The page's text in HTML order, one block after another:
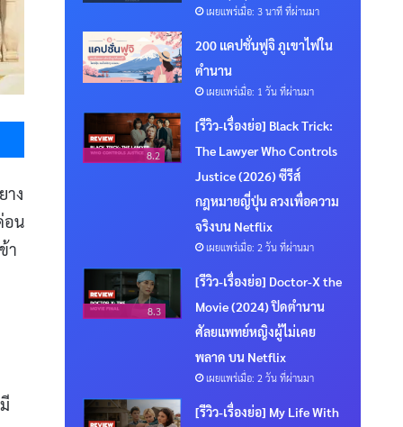
Messenger
าง
อน
า
เผยแพร่เมื่อ: 3 นาที ที่ผ่านมา
200 แคปชั่นฟูจิ ภูเขาไฟใน
ตำนาน
เผยแพร่เมื่อ: 1 วัน ที่ผ่านมา
8.2
[รีวิว-เรื่องย่อ] Black Trick:
The Lawyer Who Controls
Justice (2026) ซีรีส์
กฎหมายญี่ปุ่น ลวงเพื่อความ
จริงบน Netflix
เผยแพร่เมื่อ: 2 วัน ที่ผ่านมา
8.3
[รีวิว-เรื่องย่อ] Doctor-X the
Movie (2024) ปิดตำนาน
ศัลยแพทย์หญิงผู้ไม่เคย
พลาด บน Netflix
เผยแพร่เมื่อ: 2 วัน ที่ผ่านมา
[รีวิว-เรื่องย่อ] My Life With